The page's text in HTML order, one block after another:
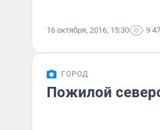
16 октября, 2016, 15:30 9
ГОРОД
Пожилой